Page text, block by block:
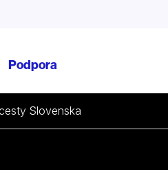
Podpora
Slovenska